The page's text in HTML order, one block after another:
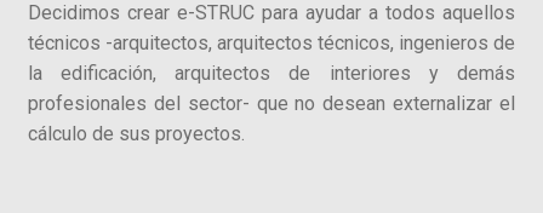
Decidimos crear e-STRUC para ayudar a todos aquellos
técnicos -arquitectos, arquitectos técnicos, ingenieros de
la edificación, arquitectos de interiores y demás
profesionales del sector- que no desean externalizar el
cálculo de sus proyectos.